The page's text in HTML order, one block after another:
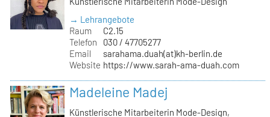
→ Lehrangebote
Raum
C2.15
Telefon
030 / 47705277
Email
sarahama.duah(at)kh-berlin.de
Website https://www.sarah-ama-duah.com
Madeleine Madej
Künstlerische Mitarbeiterin Mode-Design,